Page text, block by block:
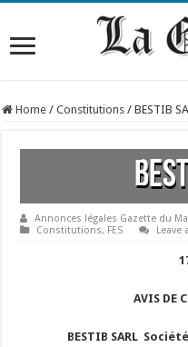
Home / Constitutions / BESTIB
Annonces légales Gazette du
Constitutions, FES Leave
AVIS DE
BESTIB SARL